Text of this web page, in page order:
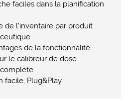
faciles dans la planification
de l’inventaire par produit
de la fonctionnalité
le calibreur de dose
complète
facile, Plug&Play